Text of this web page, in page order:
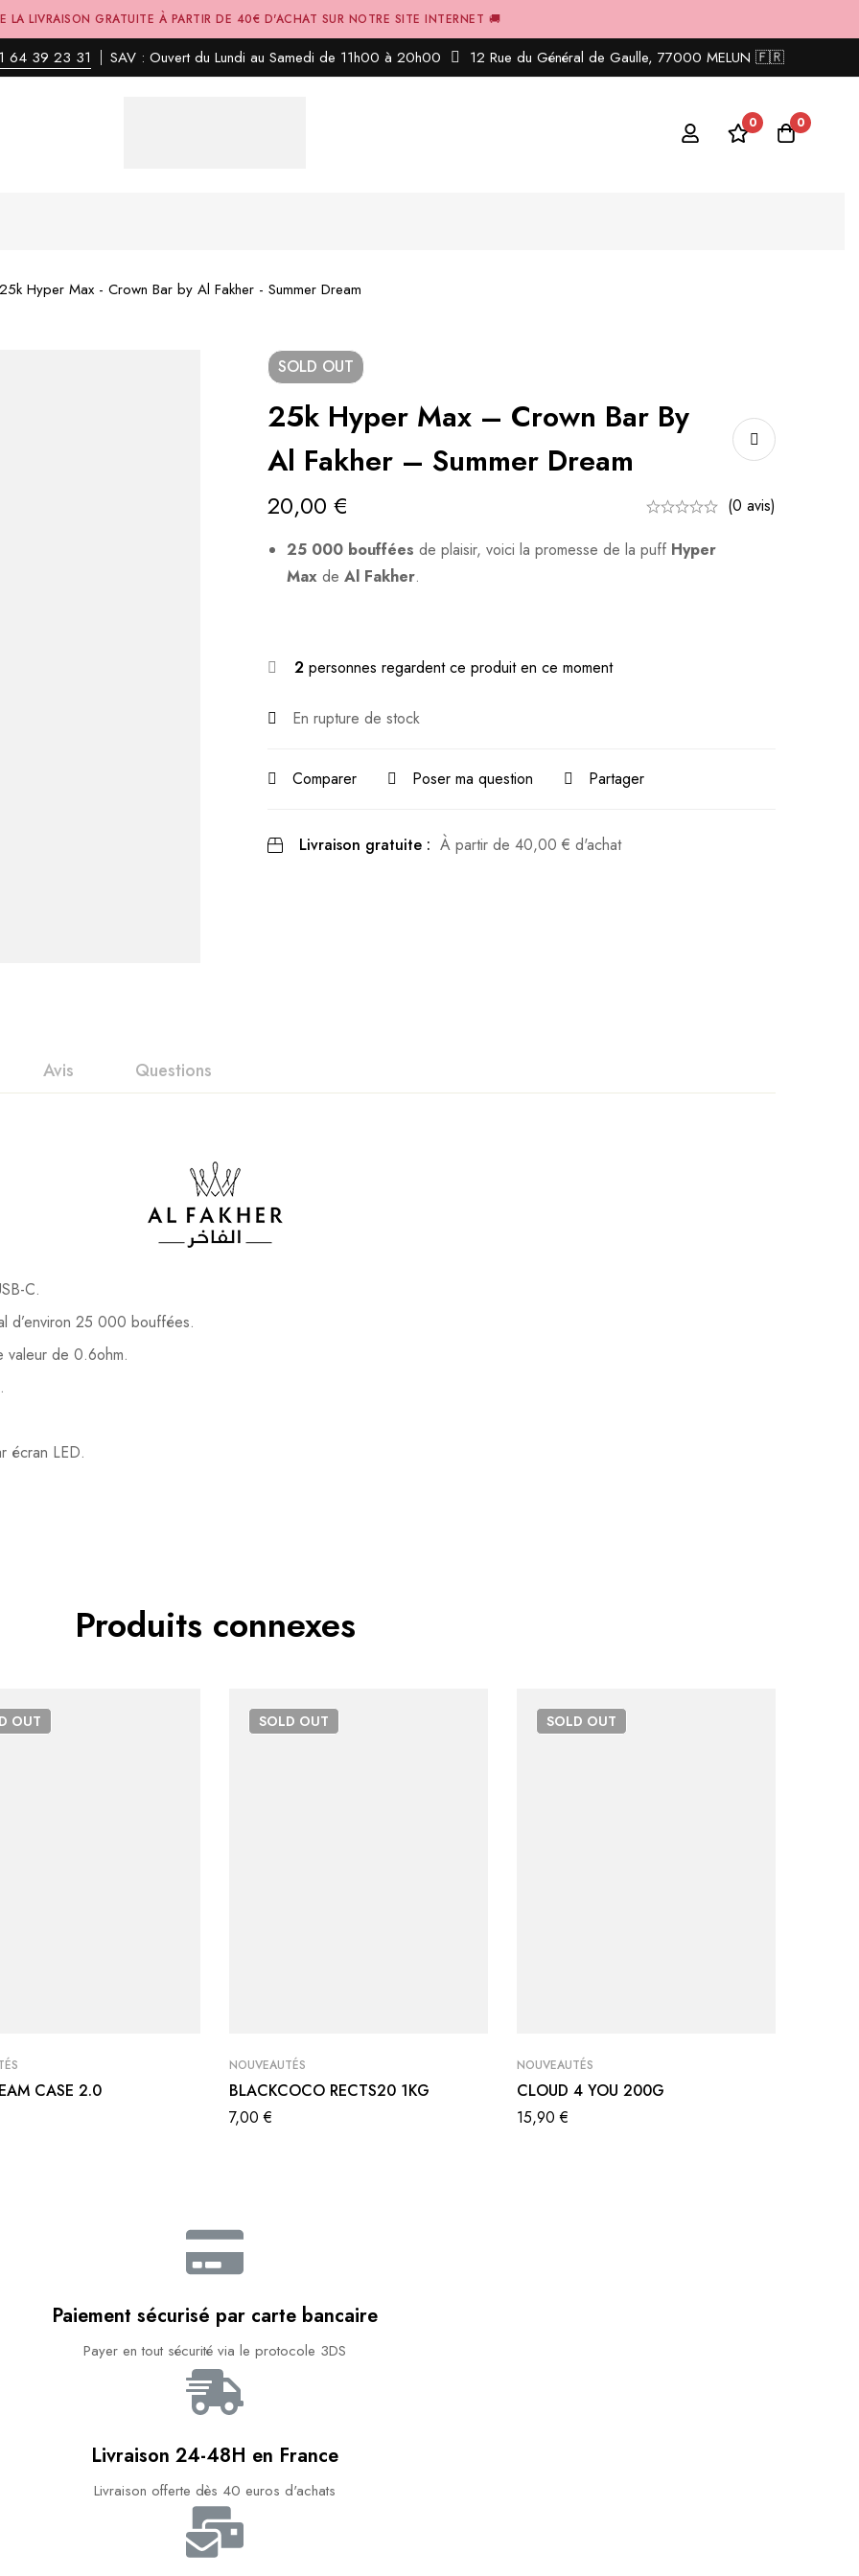
LA LIVRAISON GRATUITE À PARTIR DE 40€ D'ACHAT SUR NOTRE SITE INTERNET 🚚
64 39 23 31 SAV : Ouvert du Lundi au Samedi de 11h00 à 20h00 12 Rue du Général de Gaulle, 77000 MELUN 🇫🇷
0 0
25k Hyper Max - Crown Bar by Al Fakher - Summer Dream
SOLD OUT
25k Hyper Max – Crown Bar By
Al Fakher – Summer Dream
20,00 €
(0 avis)
25 000 bouffées de plaisir, voici la promesse de la puff Hyper
Max de Al Fakher.
2 personnes regardent ce produit en ce moment
En rupture de stock
Comparer Poser ma question Partager
Livraison gratuite : À partir de 40,00 € d'achat
Avis Questions
C.
d’environ 25 000 bouffées.
valeur de 0.6ohm.
écran LED.
donnez le vôtre en premier !
Devenez le premier à poser votre question !
Produits connexes
OUT
CASE 2.0
SOLD OUT
NOUVEAUTÉS
BLACKCOCO RECTS20 1KG
7,00€
SOLD OUT
NOUVEAUTÉS
CLOUD 4 YOU 200G
15,90€
Paiement sécurisé par carte bancaire​
Payer en tout sécurité via le protocole 3DS
Livraison 24-48H en France​
Livraison offerte dès 40 euros d'achats​